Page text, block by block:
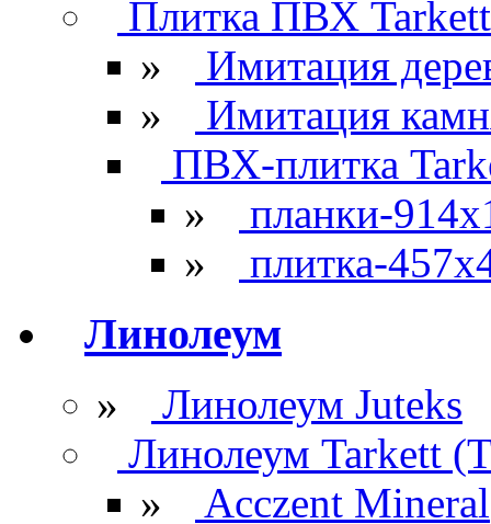
Плитка ПВХ Tarkett
»
Имитация
»
Имитация
ПВХ-плитка
»
планки-
»
плитка-
Линолеум
»
Линолеум Juteks
Линолеум Tarkett
»
Acczent Mineral